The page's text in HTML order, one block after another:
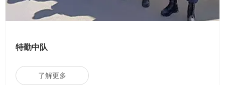
特勤中队
了解更多